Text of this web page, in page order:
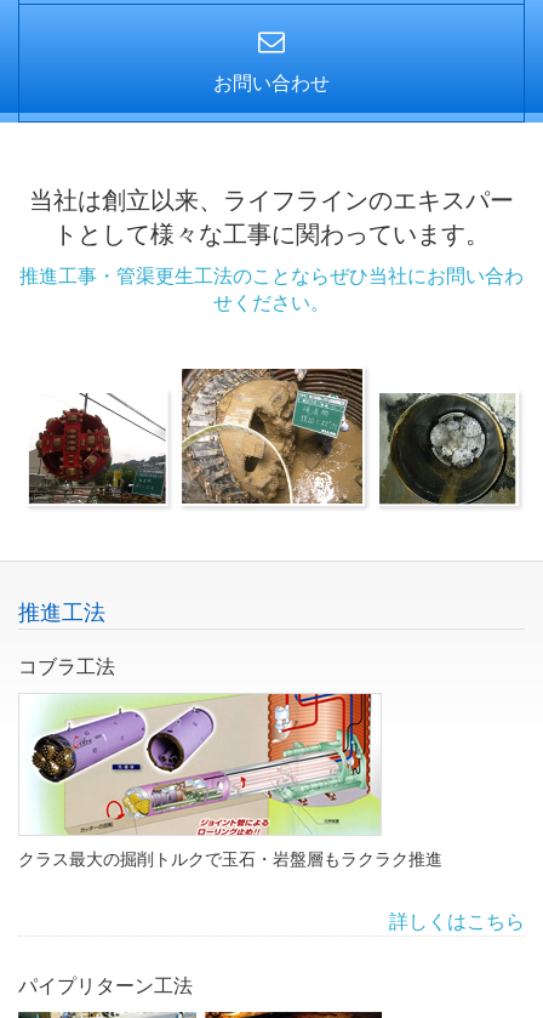
お問い合わせ
当社は創立以来、ライフラインのエキスパー
トとして様々な工事に関わっています。
推進工事・管渠更生工法のことならぜひ当社にお問い合わ
せください。
推進工法
コブラ工法
クラス最大の掘削トルクで玉石・岩盤層もラクラク推進
詳しくはこちら
パイプリターン工法